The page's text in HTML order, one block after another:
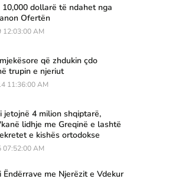
10,000 dollarë të ndahet nga
Ofertën
12:03:00 AM
që zhdukin çdo
trupin e njeriut
11:36:00 AM
jetojnë 4 milion shqiptarë,
lidhje me Greqinë e lashtë
e kishës ortodokse
07:52:00 AM
Ëndërrave me Njerëzit e Vdekur